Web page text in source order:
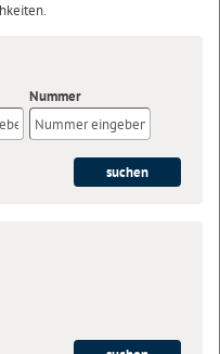
Nummer